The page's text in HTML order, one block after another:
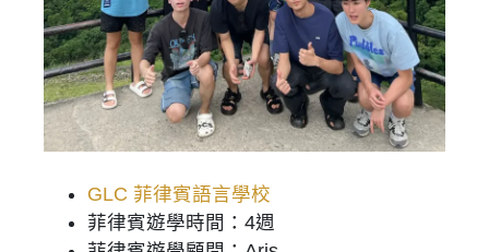
GLC 菲律賓語言學校
菲律賓遊學時間：4週